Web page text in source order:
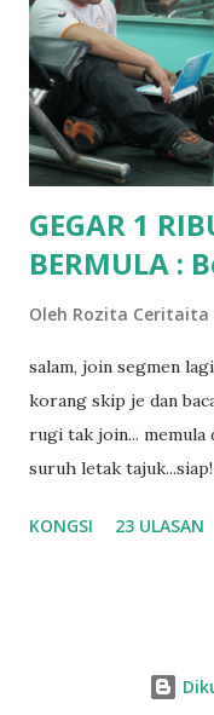
pun tak tau.. pengsan
mungkin sebab abg
masalah dyslexia.. tapi
dyslexia tu.. lepas tu
GEGAR 1
BERMULA :
Oleh Rozita Ceritaita
salam, join segmen
korang skip je dan
rugi tak join... memula
suruh letak
KONGSI 23 ULASAN